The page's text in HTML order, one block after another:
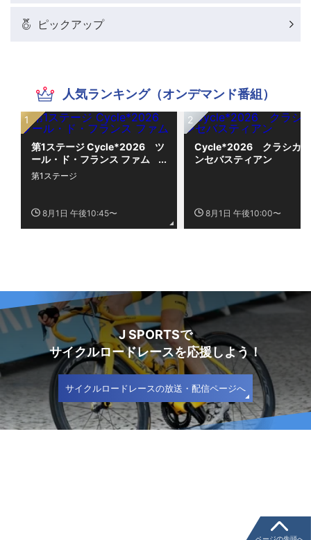
ピックアップ
人気ランキング（オンデマンド番組）
第1ステージ Cycle*2026 ツ
ール・ド・フランス ファム
8月1日 午後10:45〜
第1ステージ
Cycle*2026 クラシカ
ンセバスティアン
8月1日 午後10:00〜
J SPORTSで
サイクルロードレースを応援しよう！
サイクルロードレースの放送・配信ページへ